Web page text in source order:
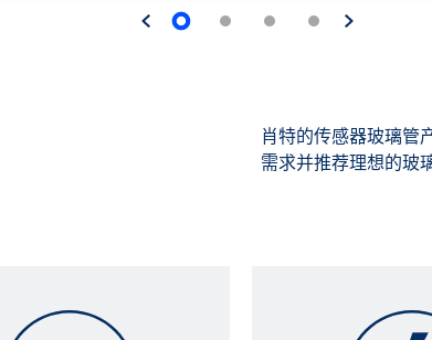
肖特的传感器玻璃管
需求并推荐理想的玻